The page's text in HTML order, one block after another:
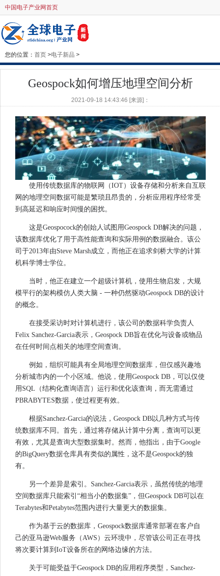
中国电子产业网首页
您的位置： 首页 >电子新品 >
Geospock如何增压地理空间分析
2021-09-18 14:43:46 [来源]：
使用传统数据库的物联网（IOT）设备存储和分析来自互联
网的地理空间数据可能是繁琐且昂贵的，分析应用程序经常受
到高延迟和响应时间慢的困扰。
这是Geospocock的创始人试图用Geospock DB解决的问题，
该数据库优化了用于高性能查询和实际用例的数据融合。该公
司于2013年由Steve Marsh成立，而他正在追求剑桥大学的计算
机科学博士学位。
当时，他正在建立一个超级计算机，使用生物启发，大规
模平行的架构模仿人类大脑 - 一种仍然驱动Geospock DB的设计
的概念。
在接受采访时对计算机进行，该公司的数据科学负责人
Felix Sanchez-Garcia表示，Geospock DB旨在优化与设备或物品
在任何时间点相关的地理空间查询。
例如，组织可能具有全局地理空间数据库，但仅感兴趣地
分析城市内的一个小区域。他说，使用Geospock DB，可以仅使
用SQL（结构化查询语言）运行和优化该查询，而无需通过
PBRABYTES数据，使过程更有效。
根据Sanchez-Garcia的说法，Geospock DB以几种方式与传
统数据库不同。首先，通过将存储从计算中分离，查询可以更
有效，尤其是查询大型数据集时。然而，他指出，由于Google
的BigQuery数据仓库具有类似的属性，这不是Geospock的独
有。
另一个差异是索引。Sanchez-Garcia表示，虽然传统的地理
空间数据库只能索引“相当小的数据集”，但Geospock DB可以在
Terabytes和Petabytes范围内进行大量更大的数据集。
作为基于云的数据库，Geospock数据库通常部署在客户自
己的亚马逊Web服务（AWS）云环境中，尽管该公司正在寻找
将次要计算到IoT设备所在的网络边缘的方法。
关于可能受益于Geospock DB的应用程序类型，Sanchez-